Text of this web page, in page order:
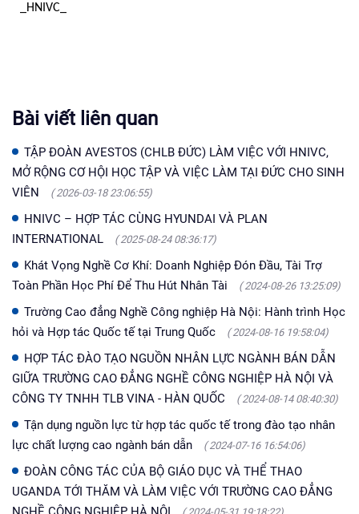
_HNIVC_
Bài viết liên quan
TẬP ĐOÀN AVESTOS (CHLB ĐỨC) LÀM VIỆC VỚI HNIVC,
MỞ RỘNG CƠ HỘI HỌC TẬP VÀ VIỆC LÀM TẠI ĐỨC CHO SINH
VIÊN
( 2026-03-18 23:06:55)
HNIVC – HỢP TÁC CÙNG HYUNDAI VÀ PLAN
INTERNATIONAL
( 2025-08-24 08:36:17)
Khát Vọng Nghề Cơ Khí: Doanh Nghiệp Đón Đầu, Tài Trợ
Toàn Phần Học Phí Để Thu Hút Nhân Tài
( 2024-08-26 13:25:09)
Trường Cao đẳng Nghề Công nghiệp Hà Nội: Hành trình Học
hỏi và Hợp tác Quốc tế tại Trung Quốc
( 2024-08-16 19:58:04)
HỢP TÁC ĐÀO TẠO NGUỒN NHÂN LỰC NGÀNH BÁN DẪN
GIỮA TRƯỜNG CAO ĐẲNG NGHỀ CÔNG NGHIỆP HÀ NỘI VÀ
CÔNG TY TNHH TLB VINA - HÀN QUỐC
( 2024-08-14 08:40:30)
Tận dụng nguồn lực từ hợp tác quốc tế trong đào tạo nhân
lực chất lượng cao ngành bán dẫn
( 2024-07-16 16:54:06)
ĐOÀN CÔNG TÁC CỦA BỘ GIÁO DỤC VÀ THỂ THAO
UGANDA TỚI THĂM VÀ LÀM VIỆC VỚI TRƯỜNG CAO ĐẲNG